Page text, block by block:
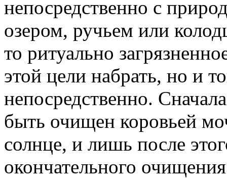
непосредственно с
озером, ручьем или
то ритуально
этой цели набрать, но и
непосредственно.
быть очищен коровьей
солнце, и лишь после
окончательного